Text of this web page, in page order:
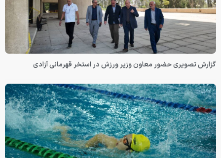
گزارش تصویری حضور معاون وزیر ورزش در استخر قهرمانی آزادی